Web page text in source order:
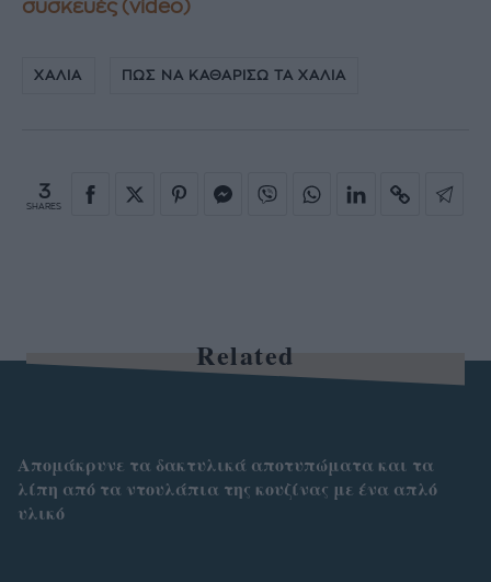
συσκευές (video)
ΧΑΛΙΑ ΠΩΣ ΝΑ ΚΑΘΑΡΙΣΩ ΤΑ ΧΑΛΙΑ
3
SHARES
Related
Απομάκρυνε τα δακτυλικά αποτυπώματα και τα
λίπη από τα ντουλάπια της κουζίνας με ένα απλό
υλικό